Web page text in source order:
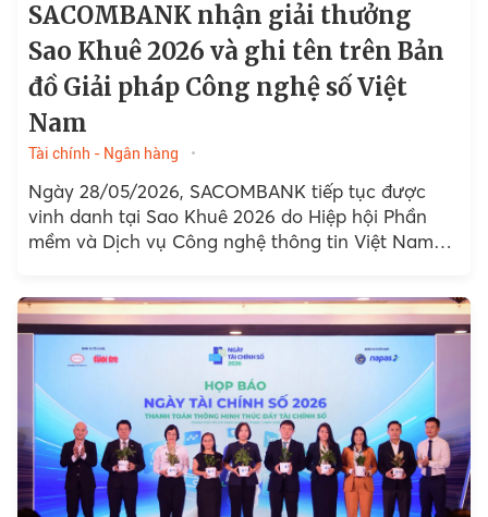
SACOMBANK nhận giải thưởng
Sao Khuê 2026 và ghi tên trên Bản
đồ Giải pháp Công nghệ số Việt
Nam
Tài chính - Ngân hàng
Ngày 28/05/2026, SACOMBANK tiếp tục được
vinh danh tại Sao Khuê 2026 do Hiệp hội Phần
mềm và Dịch vụ Công nghệ thông tin Việt Nam